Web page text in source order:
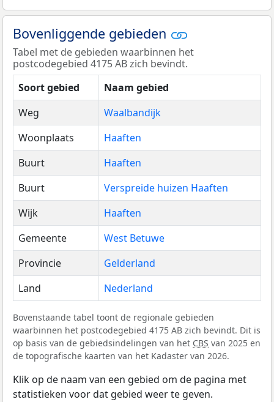
Bovenliggende gebieden
Tabel met de gebieden waarbinnen het
postcodegebied 4175 AB zich bevindt.
Soort gebied
Naam gebied
Weg
Waalbandijk
Woonplaats
Haaften
Buurt
Haaften
Buurt
Verspreide huizen Haaften
Wijk
Haaften
Gemeente
West Betuwe
Provincie
Gelderland
Land
Nederland
Bovenstaande tabel toont de regionale gebieden
waarbinnen het postcodegebied 4175 AB zich bevindt. Dit is
op basis van de gebiedsindelingen van het CBS van 2025 en
de topografische kaarten van het Kadaster van 2026.
Klik op de naam van een gebied om de pagina met
statistieken voor dat gebied weer te geven.